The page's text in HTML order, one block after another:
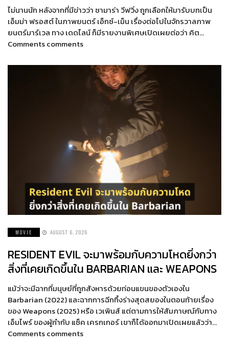
ไม่นานนัก หลังจากที่มีข่าวว่า ซามาร่า วีฟวิ่ง ถูกเลือกให้มารับบทเป็น
เอ็มม่า ฟรอสต์ ในภาพยนตร์ เอ็กซ์-เม็น เรื่องต่อไปในจักรวาลภาพ
ยนตร์มาร์เวล ทาง เดดไลน์ ก็มีรายงานพิเศษเปิดเผยต่อว่า คิต…
Comments comments
MOVIE AUGUST 6, 2026
RESIDENT EVIL จะมาพร้อมกับความโหดยิ่งกว่า
สิ่งที่เคยเกิดขึ้นใน BARBARIAN และ WEAPONS
แม้ว่าจะมีฉากที่มนุษย์ที่ถูกสังหารด้วยท่อนแขนของตัวเองใน
Barbarian (2022) และฉากการฉีกทึ้งร่างสุดสยองในตอนท้ายเรื่อง
ของ Weapons (2025) หรือ เวเพินส์ แต่ตามการให้สัมภาษณ์กับทาง
เอ็มไพร์ ของผู้กำกับ แซ็ค เครกเกอร์ เขาก็ได้ออกมาเปิดเผยแล้วว่า…
Comments comments